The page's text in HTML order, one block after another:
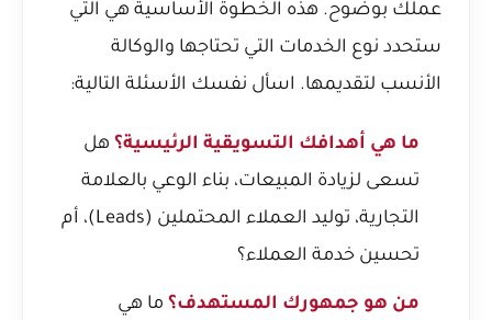
عملك بوضوح. هذه الخطوة الأساسية هي التي
ستحدد نوع الخدمات التي تحتاجها والوكالة
الأنسب لتقديمها. اسأل نفسك الأسئلة التالية:
ما هي أهدافك التسويقية الرئيسية؟ هل
تسعى لزيادة المبيعات، بناء الوعي بالعلامة
التجارية، توليد العملاء المحتملين (Leads)، أم
تحسين خدمة العملاء؟
من هو جمهورك المستهدف؟ ما هي